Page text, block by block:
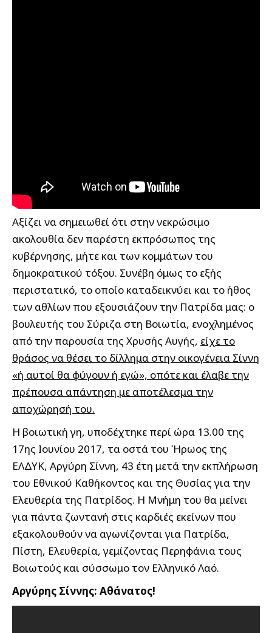
Αξίζει να σημειωθεί ότι στην νεκρώσιμο
ακολουθία δεν παρέστη εκπρόσωπος της
κυβέρνησης, μήτε και των κομμάτων του
δημοκρατικού τόξου. Συνέβη όμως το εξής
περιστατικό, το οποίο καταδεικνύει και το ήθος
των αθλίων που εξουσιάζουν την Πατρίδα μας: ο
βουλευτής του Σύριζα στη Βοιωτία, ενοχλημένος
από την παρουσία της Χρυσής Αυγής, είχε το
θράσος να θέσει το δίλλημα στην οικογένεια Σίννη
«ή αυτοί θα φύγουν ή εγώ», οπότε και έλαβε την
πρέπουσα απάντηση με αποτέλεσμα την
αποχώρησή του.
Η βοιωτική γη, υποδέχτηκε περί ώρα 13.00 της
17ης Ιουνίου 2017, τα οστά του Ήρωος της
ΕΛΔΥΚ, Αργύρη Σίννη, 43 έτη μετά την εκπλήρωση
του Εθνικού Καθήκοντος και της Θυσίας για την
Ελευθερία της Πατρίδος. Η Μνήμη του θα μείνει
για πάντα ζωντανή στις καρδιές εκείνων που
εξακολουθούν να αγωνίζονται για Πατρίδα,
Πίστη, Ελευθερία, γεμίζοντας Περηφάνια τους
Βοιωτούς και σύσσωμο τον Ελληνικό Λαό.
Αργύρης Σίννης: Αθάνατος!